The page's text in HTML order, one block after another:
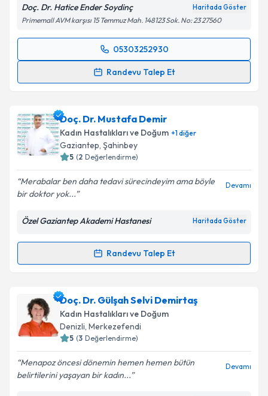
kapsamda işlenmesini kabul ediyorum.
Takvim Talebini Gönder
Doç. Dr. Hatice Ender Soydinç Haritada Göster
Primemall AVM karşısı 15 Temmuz Mah. 148123 Sok. No: 23 27560
05303252930
Randevu Talep Et
Randevu Takvimi Talebi
için bir takvim hazırlandığında e-posta ile
bilgilendireceğiz.
E-posta Adresiniz
Metni'ni okudum ve kişisel verilerimin belirtilen
Doç. Dr. Mustafa Demir
Kadın Hastalıkları ve Doğum +1diğer
Gaziantep, Şahinbey
5 (2 Değerlendirme)
Merabalar ben daha tedavi sürecindeyim ama böyle
bir doktor yok...
Devamı
Özel Gaziantep Akademi Hastanesi Haritada Göster
Randevu Talep Et
Randevu Takvimi Talebi
Doç. Dr. Mustafa Demiriçin randevu takvimi talebi
oluşturun. Size bu uzmandan randevu almanız için bir
takvim hazırlandığında e-posta ile bilgilendireceğiz.
Doç. Dr. Gülşah Selvi Demirtaş
Kadın Hastalıkları ve Doğum
Denizli, Merkezefendi
5 (3 Değerlendirme)
Menapoz öncesi dönemin hemen hemen bütün
belirtilerini yaşayan bir kadın...
Devamı